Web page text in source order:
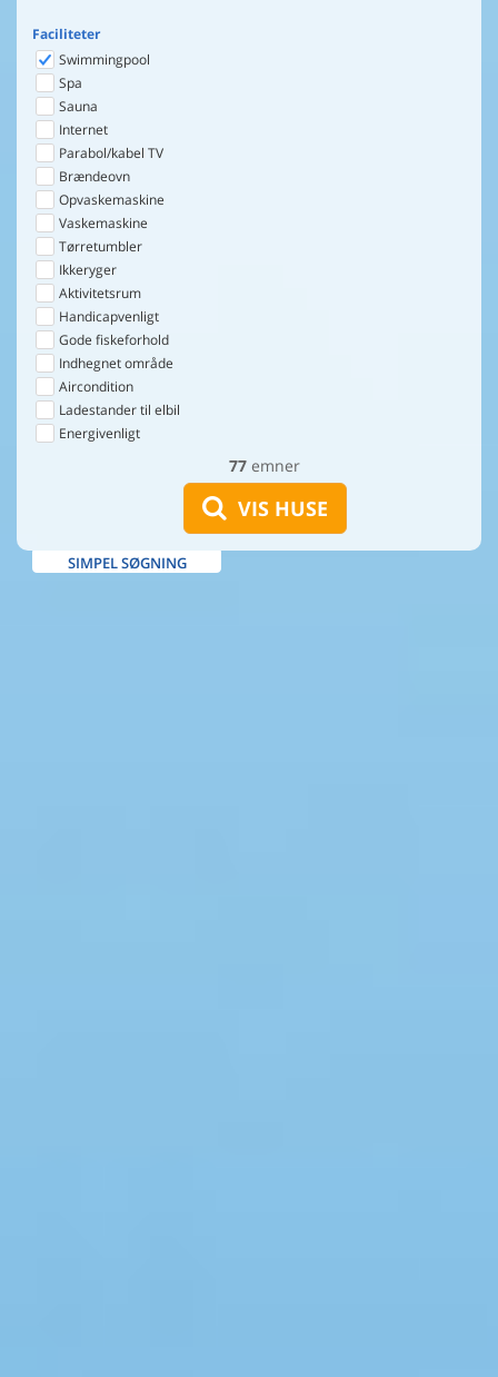
77 emner
VIS HUSE
Faciliteter
Swimmingpool
Spa
Sauna
Internet
Parabol/kabel TV
Brændeovn
Opvaskemaskine
Vaskemaskine
Tørretumbler
Ikkeryger
Aktivitetsrum
Handicapvenligt
Gode fiskeforhold
Indhegnet område
Aircondition
Ladestander til elbil
Energivenligt
SIMPEL SØGNING